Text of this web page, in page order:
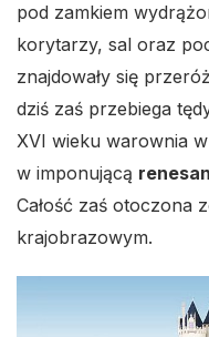
pod zamkiem
korytarzy, sal oraz
znajdowały się
dziś zaś przebiega
XVI wieku warownia
w imponującą
Całość zaś otoczona
krajobrazowym.